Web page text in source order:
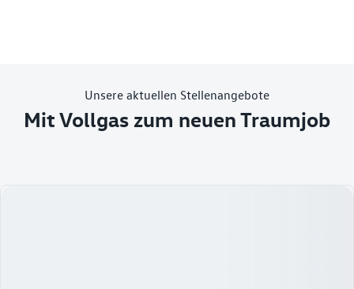
Unsere aktuellen Stellenangebote
Mit Vollgas zum neuen Traumjob